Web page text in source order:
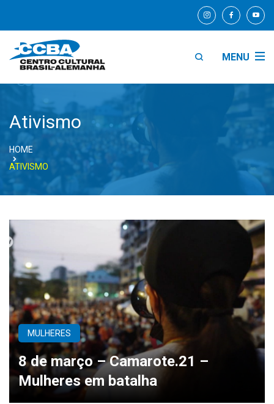
MENU
Ativismo
HOME
ATIVISMO
MULHERES
8 de março – Camarote.21 –
Mulheres em batalha